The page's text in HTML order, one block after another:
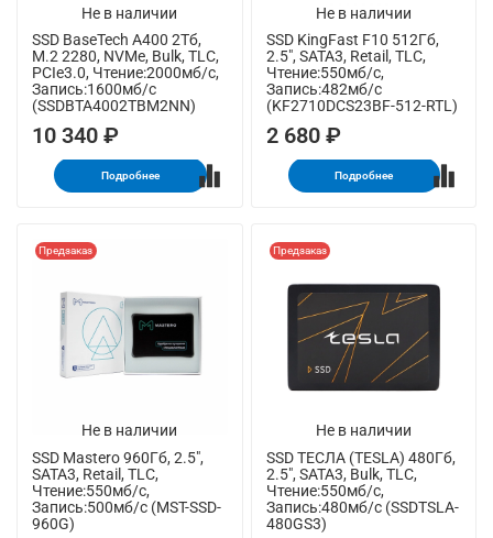
Не в наличии
SSD BaseTech A400 2Тб,
M.2 2280, NVMe, Bulk, TLC,
PCIe3.0, Чтение:2000мб/с,
Запись:1600мб/с
(SSDBTA4002TBM2NN)
10 340 ₽
Подробнее
Не в наличии
SSD KingFast F10 512Гб,
2.5", SATA3, Retail, TLC,
Чтение:550мб/с,
Запись:482мб/с
(KF2710DCS23BF-512-RTL)
2 680 ₽
Подробнее
Не в наличии
Предзаказ
SSD Mastero 960Гб, 2.5",
SATA3, Retail, TLC,
Чтение:550мб/с,
Запись:500мб/с (MST-SSD-
960G)
Не в наличии
Предзаказ
SSD ТЕСЛА (TESLA) 480Гб,
2.5", SATA3, Bulk, TLC,
Чтение:550мб/с,
Запись:480мб/с (SSDTSLA-
480GS3)